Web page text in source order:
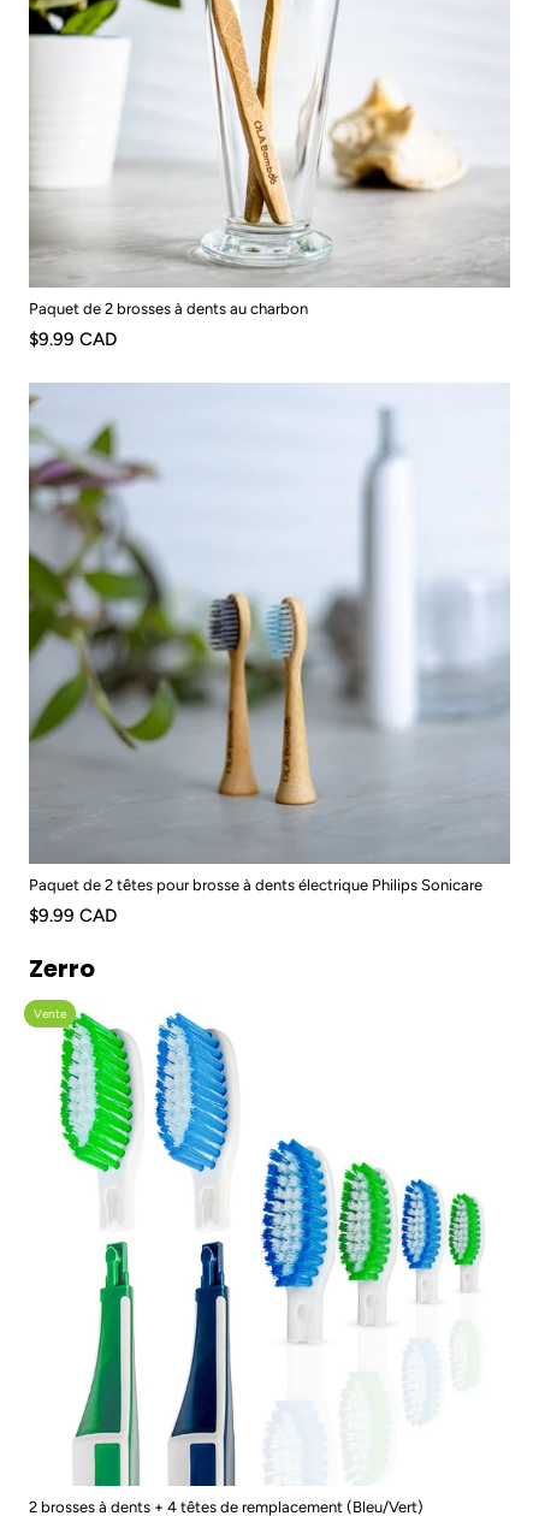
Paquet de 2 brosses à dents au charbon
$9.99 CAD
Paquet de 2 têtes pour brosse à dents électrique Philips Sonicare
$9.99 CAD
Zerro
Vente
2 brosses à dents + 4 têtes de remplacement (Bleu/Vert)